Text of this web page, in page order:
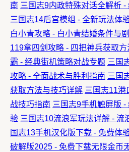
南 三国志9内政特殊对话全解析
三国志14后宫模组 - 全新玩法体
白小青攻略 - 白小青结婚条件与
119拿四剑攻略 - 四把神兵获取方
霸 - 经典街机策略对战专题 三国
攻略 - 全面战术与胜利指南 三国
获取方法与技巧详解 三国志11港
战技巧指南 三国志9手机触屏版
验 三国志10流浪军玩法详解 - 流
国志13手机汉化版下载 - 免费体
破解版2025 - 免费下载无限金币